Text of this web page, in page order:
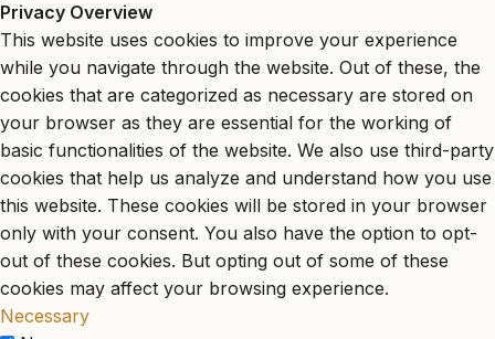
Privacy Overview
This website uses cookies to improve your experience
while you navigate through the website. Out of these, the
cookies that are categorized as necessary are stored on
your browser as they are essential for the working of
basic functionalities of the website. We also use third-party
cookies that help us analyze and understand how you use
this website. These cookies will be stored in your browser
only with your consent. You also have the option to opt-
out of these cookies. But opting out of some of these
cookies may affect your browsing experience.
Necessary